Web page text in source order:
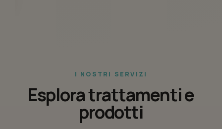
I NOSTRI SERVIZI
Esplora trattamenti e
prodotti